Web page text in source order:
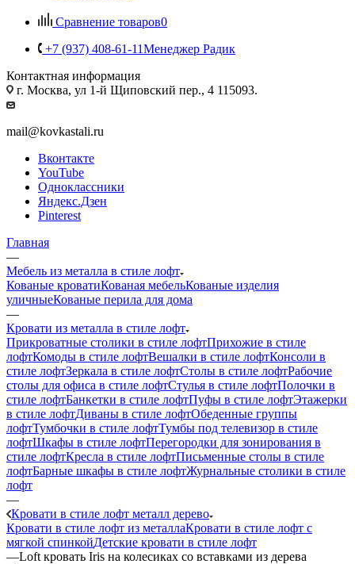
Сравнение товаров0
+7 (937) 408-61-11Менеджер Радик
Контактная информация
г. Москва, ул 1-й Щиповский пер., 4 115093.
mail@kovkastali.ru
Вконтакте
YouTube
Одноклассники
Яндекс.Дзен
Pinterest
Главная
—
Мебель из металла в стиле лофт
Кованые кроватиКованая мебельКованые изделия
уличныеКованые перила для дома
—
Кровати из металла в стиле лофт
Прикроватные столики в стиле лофтПрихожие в стиле
лофтКомоды в стиле лофтВешалки в стиле лофтКонсоли в
стиле лофтЗеркала в стиле лофтСтолы в стиле лофтРабочие
столы для офиса в стиле лофтСтулья в стиле лофтПолочки в
стиле лофтБанкетки в стиле лофтПуфы в стиле лофтЭтажерки
в стиле лофтДиваны в стиле лофтОбеденные группы
лофтТумбочки в стиле лофтТумбы под телевизор в стиле
лофтШкафы в стиле лофтПерегородки для зонирования в
стиле лофтКресла в стиле лофтПисьменные столы в стиле
лофтБарные шкафы в стиле лофтЖурнальные столики в стиле
лофт
—
Кровати в стиле лофт металл дерево
Кровати в стиле лофт из металлаКровати в стиле лофт с
мягкой спинкойДетские кровати в стиле лофт
—Loft кровать Iris на колесиках со вставками из дерева